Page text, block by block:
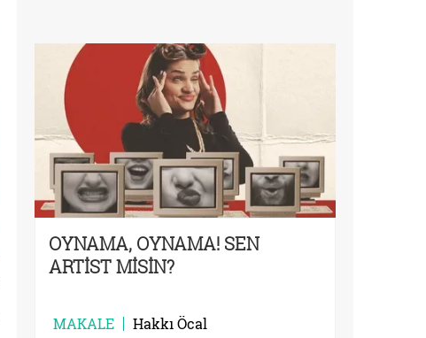
OYNAMA, OYNAMA! SEN
ARTİST MİSİN?
MAKALE Hakkı Öcal